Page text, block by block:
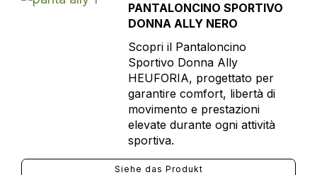
PANTALONCINO SPORTIVO
DONNA ALLY NERO
Scopri il Pantaloncino
Sportivo Donna Ally
HEUFORIA, progettato per
garantire comfort, libertà di
movimento e prestazioni
elevate durante ogni attività
sportiva.
Siehe das Produkt